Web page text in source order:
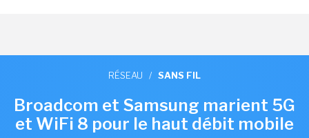
RÉSEAU / SANS FIL
Broadcom et Samsung marient 5G
et WiFi 8 pour le haut débit mobile